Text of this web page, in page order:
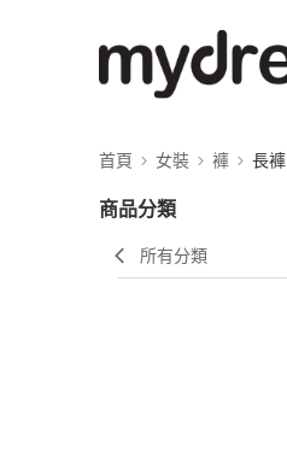
首頁 女裝 褲 長褲
商品分類
所有分類